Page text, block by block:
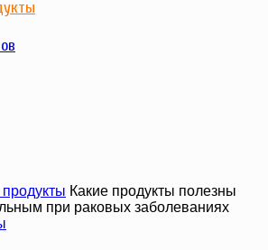
Какие продукты полезны
при раковых заболеваниях